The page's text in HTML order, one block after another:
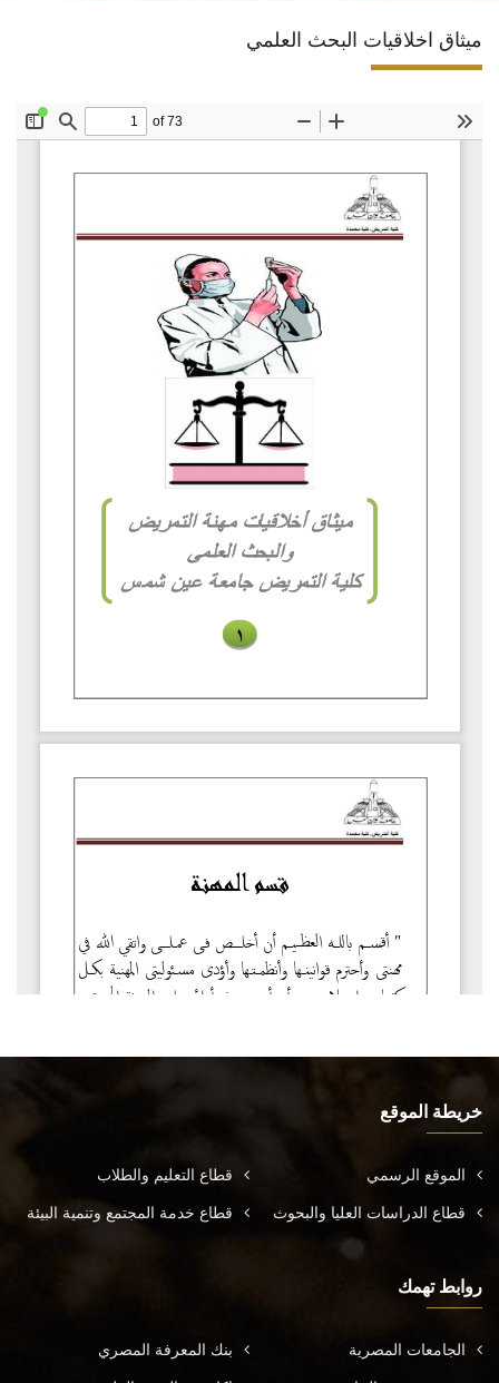
تواصل معنا
ميثاق اخلاقيات البحث العلمي
خريطة الموقع
الموقع الرسمي قطاع التعليم والطلاب
قطاع الدراسات العليا والبحوث قطاع خدمة المجتمع وتنمية البيئة
روابط تهمك
الجامعات المصرية بنك المعرفة المصري